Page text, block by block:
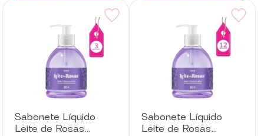
Sabonete Líquido
Leite de Rosas
Sabonete Líquido
Leite de Rosas